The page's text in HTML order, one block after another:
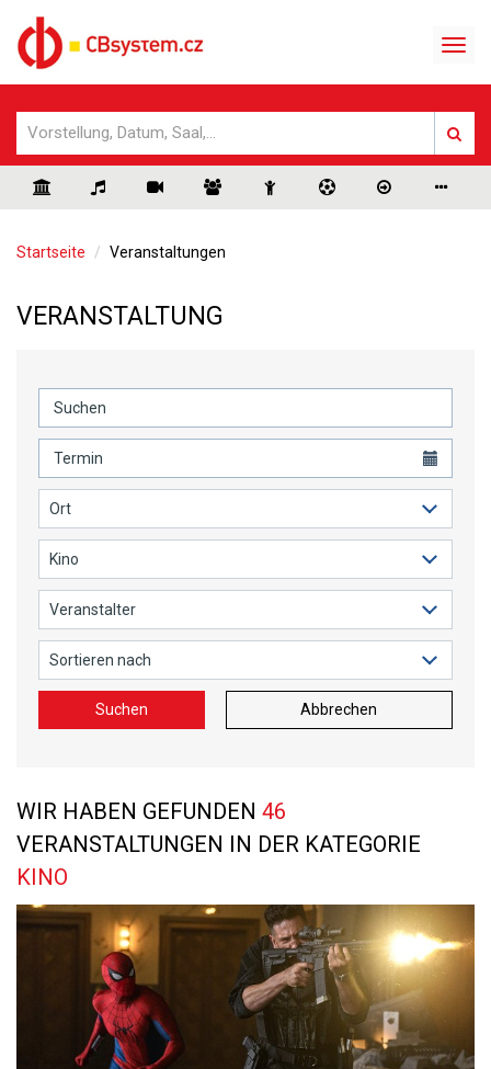
Startseite Veranstaltungen
VERANSTALTUNG
Suchen Abbrechen
WIR HABEN GEFUNDEN 46
VERANSTALTUNGEN IN DER KATEGORIE
KINO